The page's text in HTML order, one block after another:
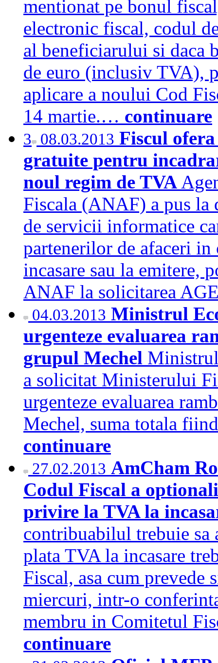
mentionat pe bonul
electronic fiscal, codul
al beneficiarului si daca
de euro (inclusiv TVA),
aplicare a noului Cod
14 martie.… continuare
3 08.03.2013 Fiscul
gratuite pentru
noul regim de TVA
Fiscala (ANAF) a pus
de servicii informatice
partenerilor de afaceri
incasare sau la
ANAF la solicitarea
04.03.2013 Ministrul
urgenteze evaluarea
grupul Mechel
a solicitat Ministerului
urgenteze evaluarea
Mechel, suma totala
continuare
27.02.2013 AmCham
Codul Fiscal a
privire la TVA la
contribuabilul trebuie sa
plata TVA la incasare
Fiscal, asa cum prevede
miercuri, intr-o
membru in Comitetul
continuare